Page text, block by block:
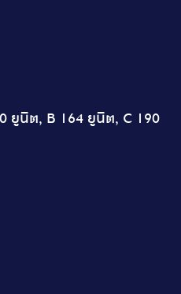
ยูนิต, B 164 ยูนิต, C 190